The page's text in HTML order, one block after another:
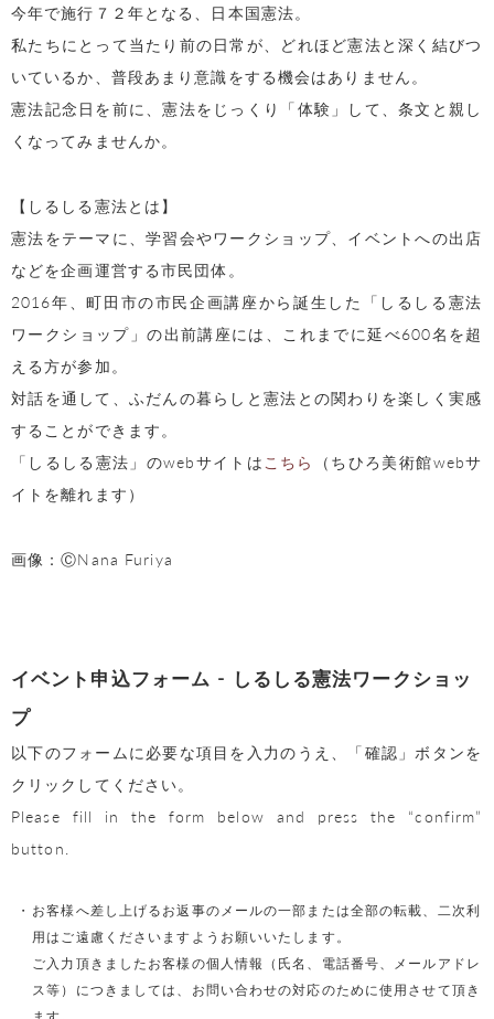
今年で施行７２年となる、日本国憲法。
私たちにとって当たり前の日常が、どれほど憲法と深く結びつ
いているか、普段あまり意識をする機会はありません。
憲法記念日を前に、憲法をじっくり「体験」して、条文と親し
くなってみませんか。
【しるしる憲法とは】
憲法をテーマに、学習会やワークショップ、イベントへの出店
などを企画運営する市民団体。
2016年、町田市の市民企画講座から誕生した「しるしる憲法
ワークショップ」の出前講座には、これまでに延べ600名を超
える方が参加。
対話を通して、ふだんの暮らしと憲法との関わりを楽しく実感
することができます。
「しるしる憲法」のwebサイトは こちら
（ちひろ美術館webサ
イトを離れます）
画像：ⒸNana Furiya
イベント申込フォーム - しるしる憲法ワークショッ
プ
以下のフォームに必要な項目を入力のうえ、「確認」ボタンを
クリックしてください。
Please fill in the form below and press the “confirm”
button.
お客様へ差し上げるお返事のメールの一部または全部の転載、二次利
用はご遠慮くださいますようお願いいたします。
ご入力頂きましたお客様の個人情報（氏名、電話番号、メールアドレ
ス等）につきましては、お問い合わせの対応のために使用させて頂き